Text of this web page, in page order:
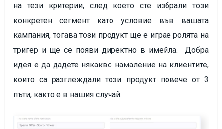
на тези критерии, след което сте избрали този
конкретен сегмент като условие във вашата
кампания, тогава този продукт ще е играе ролята на
тригер и ще се появи директно в имейла. Добра
идея е да дадете някакво намаление на клиентите,
които са разглеждали този продукт повече от 3
пъти, както е в нашия случай.